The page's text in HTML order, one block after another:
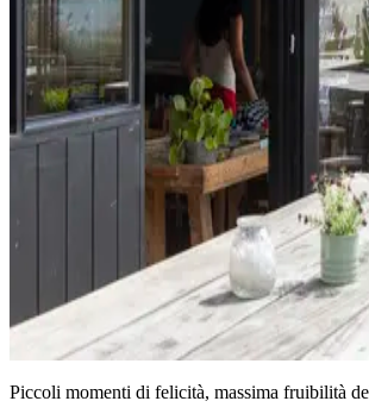
Piccoli momenti di felicità, massima fruibilità